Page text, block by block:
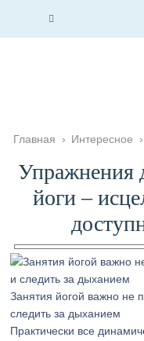
Главная › Интересное ›
Упражнения
йоги –
Занятия йогой важно не
следить за дыханием
Практически все